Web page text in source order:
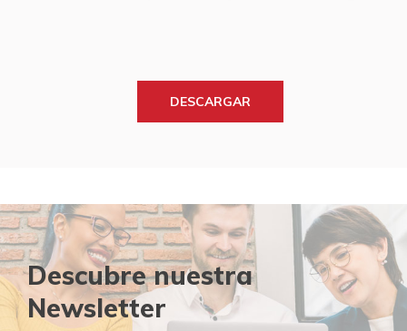
DESCARGAR
Descubre nuestra
Newsletter